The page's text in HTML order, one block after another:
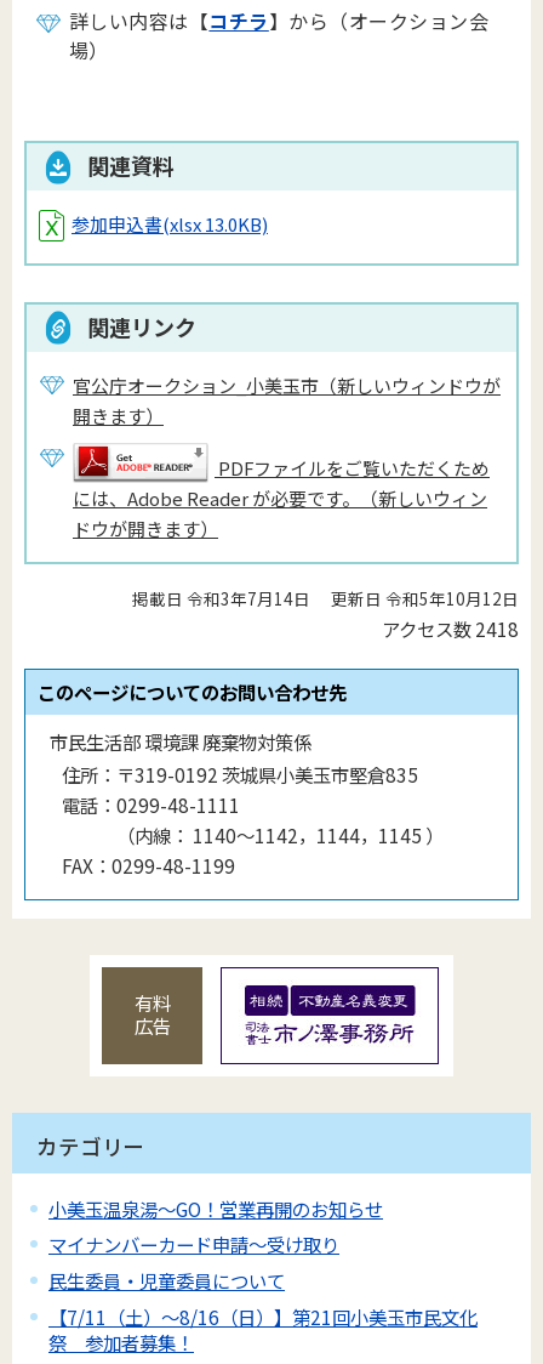
詳しい内容は【コチラ】から（オークション会
場）
関連資料
参加申込書(xlsx 13.0KB)
関連リンク
官公庁オークション_小美玉市（新しいウィンドウが
開きます）
PDFファイルをご覧いただくため
には、Adobe Reader が必要です。（新しいウィン
ドウが開きます）
掲載日 令和3年7月14日 更新日 令和5年10月12日
アクセス数2418
このページについてのお問い合わせ先
市民生活部 環境課 廃棄物対策係
住所： 〒319-0192 茨城県小美玉市堅倉835
電話： 0299-48-1111
（内線 ： 1140〜1142，1144，1145 ）
FAX： 0299-48-1199
有料
広告
カテゴリー
小美玉温泉湯～GO！営業再開のお知らせ
マイナンバーカード申請～受け取り
民生委員・児童委員について
【7/11（土）～8/16（日）】第21回小美玉市民文化
祭 参加者募集！